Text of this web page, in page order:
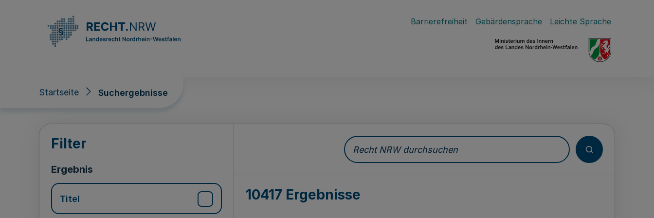
Barrierefreiheit Gebärdensprache Leichte Sprache
Startseite Suchergebnisse
Suchergebnisse
Filter
Ergebnis
Titel
Recht NRW durchsuchen
10417 Ergebnisse